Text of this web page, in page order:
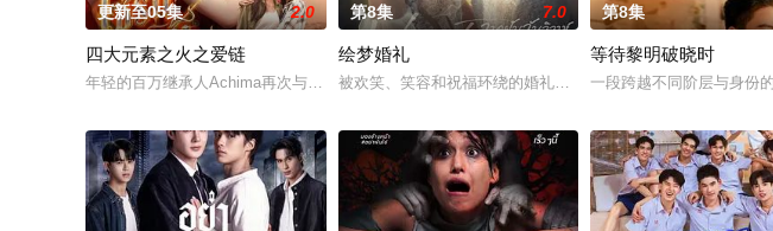
更新至05集 2.0
四大元素之火之爱链
年轻的百万继承人Achima再次与童年时期的死敌Kaprao相逢。在两人的关系中，一方如同炽热的火
第8集 7.0
绘梦婚礼
被欢笑、笑容和祝福环绕的婚礼仅仅是爱情生活的起点。未来
第8集
等待黎明破晓时
一段跨越不同阶层与身份